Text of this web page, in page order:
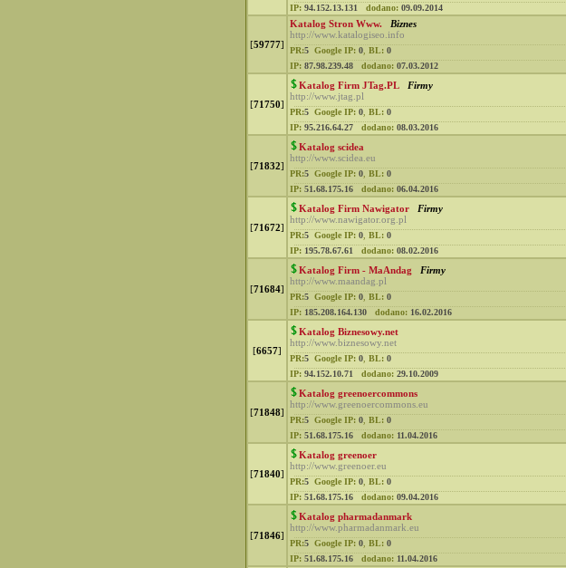
IP: 94.152.13.131 dodano: 09.09.2014
[59777]
Katalog Stron Www. Biznes
http://www.katalogiseo.info
PR:5 Google IP: 0 BL: 0
IP: 87.98.239.48 dodano: 07.03.2012
[71750]
Katalog Firm JTag.PL Firmy
http://www.jtag.pl
PR:5 Google IP: 0 BL: 0
IP: 95.216.64.27 dodano: 08.03.2016
[71832]
Katalog scidea
http://www.scidea.eu
PR:5 Google IP: 0 BL: 0
IP: 51.68.175.16 dodano: 06.04.2016
[71672]
Katalog Firm Nawigator Firmy
http://www.nawigator.org.pl
PR:5 Google IP: 0 BL: 0
IP: 195.78.67.61 dodano: 08.02.2016
[71684]
Katalog Firm - MaAndag Firmy
http://www.maandag.pl
PR:5 Google IP: 0 BL: 0
IP: 185.208.164.130 dodano: 16.02.2016
[6657]
Katalog Biznesowy.net
http://www.biznesowy.net
PR:5 Google IP: 0 BL: 0
IP: 94.152.10.71 dodano: 29.10.2009
[71848]
Katalog greenoercommons
http://www.greenoercommons.eu
PR:5 Google IP: 0 BL: 0
IP: 51.68.175.16 dodano: 11.04.2016
[71840]
Katalog greenoer
http://www.greenoer.eu
PR:5 Google IP: 0 BL: 0
IP: 51.68.175.16 dodano: 09.04.2016
[71846]
Katalog pharmadanmark
http://www.pharmadanmark.eu
PR:5 Google IP: 0 BL: 0
IP: 51.68.175.16 dodano: 11.04.2016